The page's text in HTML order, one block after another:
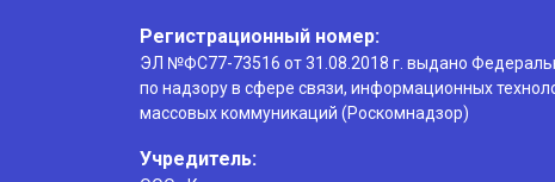
Регистрационный номер:
ЭЛ №ФС77-73516 от 31.08.2018 г. выдано
по надзору в сфере связи, информационных
массовых коммуникаций (Роскомнадзор)
Учредитель: